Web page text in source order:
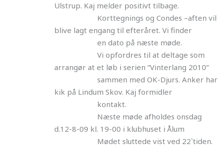
Ulstrup. Kaj melder positivt tilbage.
Korttegnings og Condes –aften vil
blive lagt engang til efteråret. Vi finder
en dato på næste møde.
Vi opfordres til at deltage som
arrangør at et løb i serien ”Vinterlang 2010”
sammen med OK-Djurs. Anker har
kik på Lindum Skov. Kaj formidler
kontakt.
Næste møde afholdes onsdag
d.12-8-09 kl. 19-00 i klubhuset i Ålum
Mødet sluttede vist ved 22`tiden.